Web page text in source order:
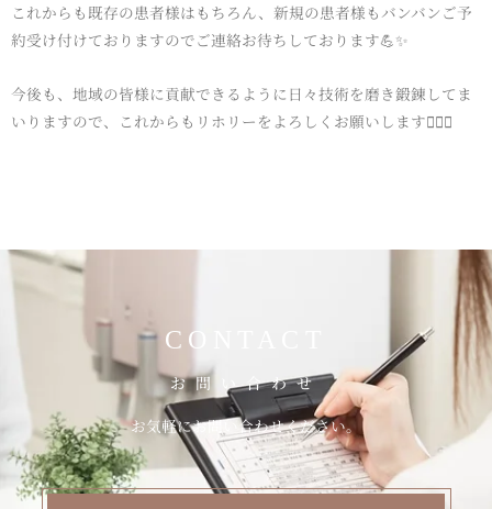
これからも既存の患者様はもちろん、新規の患者様もバンバンご予
約受け付けておりますのでご連絡お待ちしております💪✨
今後も、地域の皆様に貢献できるように日々技術を磨き鍛錬してま
いりますので、これからもリホリーをよろしくお願いします🙇‍♂️✨
CONTACT
お問い合わせ
お気軽にお問い合わせください。